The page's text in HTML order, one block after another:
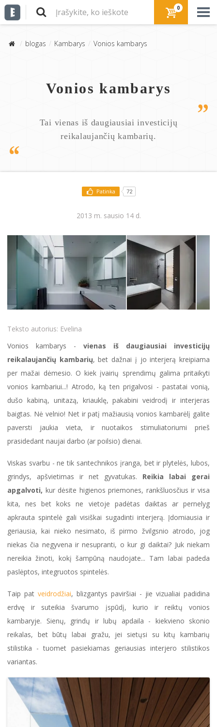
0
blogas Kambarys Vonios kambarys
Vonios kambarys
Tai vienas iš daugiausiai investicijų
reikalaujančių kambarių.
Patinka 72
2013 m. sausio 14 d.
Teksto autorius: Evelina
Vonios kambarys - vienas iš daugiausiai investicijų
reikalaujančių kambarių, bet dažnai į jo interjerą kreipiama
per mažai dėmesio. O kiek įvairių sprendimų galima pritaikyti
vonios kambariui...! Atrodo, ką ten prigalvosi - pastatai vonią,
dušo kabiną, unitazą, kriauklę, pakabini veidrodį ir interjeras
baigtas. Nė velnio! Net ir patį mažiausią vonios kambarėlį galite
paversti jaukia vieta, ir nuotaikos stimuliatoriumi prieš
prasidedant naujai darbo (ar poilsio) dienai.
Viskas svarbu - ne tik santechnikos įranga, bet ir plytelės, lubos,
grindys, apšvietimas ir net gyvatukas. Reikia labai gerai
apgalvoti, kur dėsite higienos priemones, rankšluosčius ir visa
kita, nes bet koks ne vietoje padėtas daiktas ar pernelyg
apkrauta spintelė gali visiškai sugadinti interjerą. Įdomiausia ir
geriausia, kai nieko nesimato, iš pirmo žvilgsnio atrodo, jog
niekas čia negyvena ir nesupranti, o kur gi daiktai? Juk niekam
nereikia žinoti, kokį šampūną naudojate... Tam labai padeda
paslėptos, integruotos spintelės.
Taip pat veidrodžiai, blizgantys paviršiai - jie vizualiai padidina
erdvę ir suteikia švarumo įspūdį, kurio ir reiktų vonios
kambaryje. Sienų, grindų ir lubų apdaila - kiekvieno skonio
reikalas, bet būtų labai gražu, jei sietųsi su kitų kambarių
stilistika - tuomet pasiekiamas geriausias interjero stilistikos
variantas.